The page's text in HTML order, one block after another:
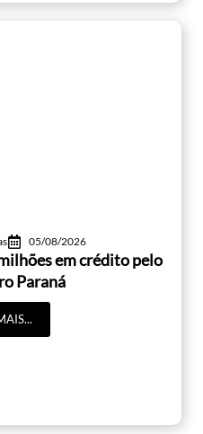
05/08/2026
em crédito pelo
Paraná